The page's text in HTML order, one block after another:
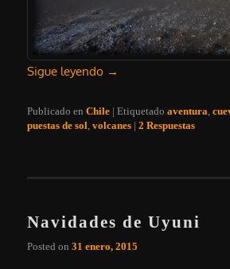
Sigue leyendo →
Publicado en Chile |Etiquetado aventura,
puestas de sol,volcanes |2 Respuestas
Navidades de Uyuni
Posted on31 enero, 2015